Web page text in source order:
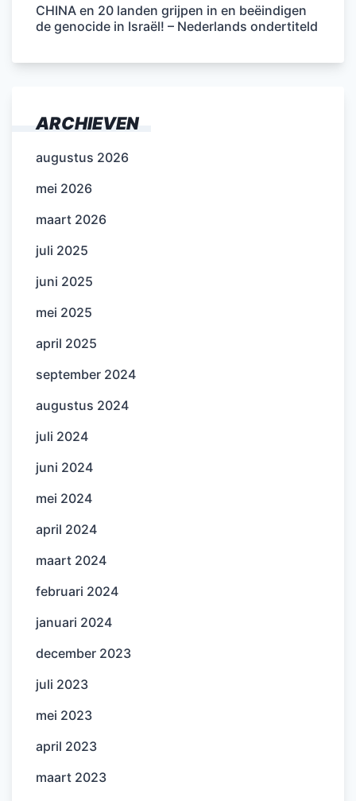
CHINA en 20 landen grijpen in en beëindigen
de genocide in Israël! – Nederlands ondertiteld
ARCHIEVEN
augustus 2026
mei 2026
maart 2026
juli 2025
juni 2025
mei 2025
april 2025
september 2024
augustus 2024
juli 2024
juni 2024
mei 2024
april 2024
maart 2024
februari 2024
januari 2024
december 2023
juli 2023
mei 2023
april 2023
maart 2023